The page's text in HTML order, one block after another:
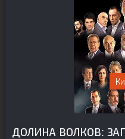
ДОЛИНА ВОЛКОВ: